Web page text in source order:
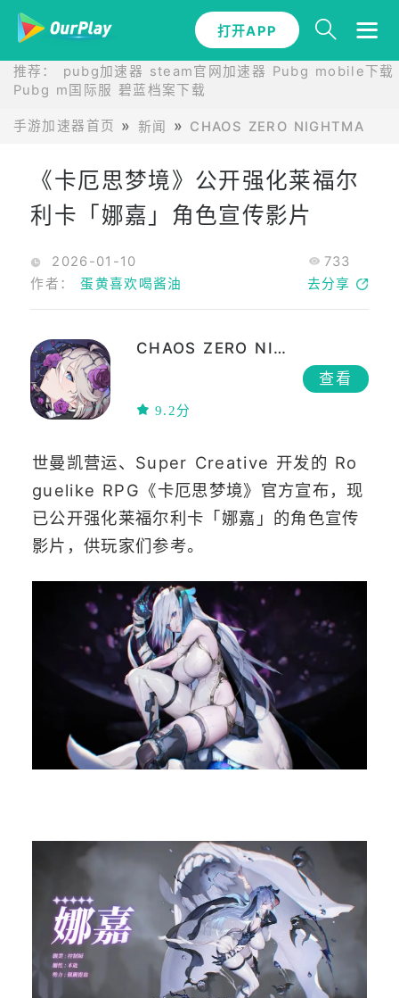
打开APP
推荐： pubg加速器 steam官网加速器 Pubg mobile下载
Pubg m国际服 碧蓝档案下载
手游加速器首页 新闻 CHAOS ZERO NIGHTMARE
《卡厄思梦境》公开强化莱福尔
利卡「娜嘉」角色宣传影片
2026-01-10
733
作者：蛋黄喜欢喝酱油 去分享
CHAOS ZERO NIGHTMARE
9.2分
查看
世曼凯营运、Super Creative 开发的 Ro
guelike RPG《卡厄思梦境》官方宣布，现
已公开强化莱福尔利卡「娜嘉」的角色宣传
影片，供玩家们参考。